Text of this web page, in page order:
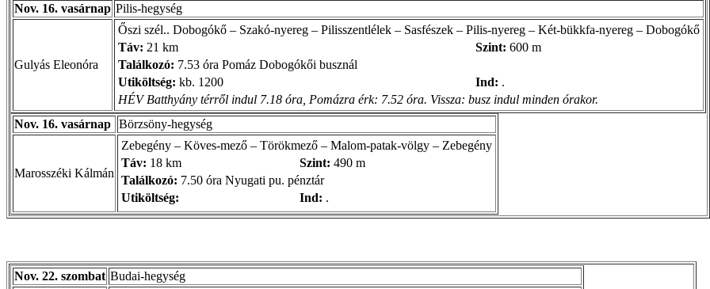
Nov. 16. vasárnap Pilis-hegység
Gulyás Eleonóra
Őszi szél.. Dobogókő – Szakó-nyereg – Pilisszentlélek – Sasfészek – Pilis-nyereg – Két-bükkfa-nyereg – Dobogókő
Táv: 21 km Szint: 600 m
Találkozó: 7.53 óra Pomáz Dobogókői busznál
Utiköltség: kb. 1200 Ind: .
HÉV Batthyány térről indul 7.18 óra, Pomázra érk: 7.52 óra. Vissza: busz indul minden órakor.
Nov. 16. vasárnap Börzsöny-hegység
Marosszéki Kálmán
Zebegény – Köves-mező – Törökmező – Malom-patak-völgy – Zebegény
Táv: 18 km Szint: 490 m
Találkozó: 7.50 óra Nyugati pu. pénztár
Utiköltség:
Ind: .
Nov. 22. szombat Budai-hegység